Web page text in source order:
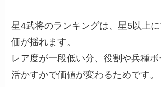
星4武将のランキングは、星5以上
価が揺れます。
レア度が一段低い分、役割や兵種ボ
活かすかで価値が変わるためです。